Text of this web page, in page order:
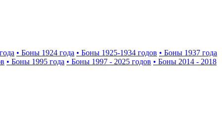
• Боны 1924 года • Боны 1925-1934 годов • Боны 1937 года
• Боны 1995 года • Боны 1997 - 2025 годов • Боны 2014 - 2018